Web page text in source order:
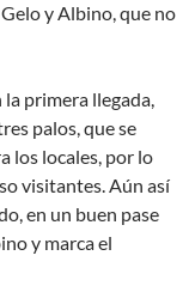
y Albino, que no
la primera llegada,
palos, que se
los locales, por lo
visitantes. Aún así
en un buen pase
y marca el